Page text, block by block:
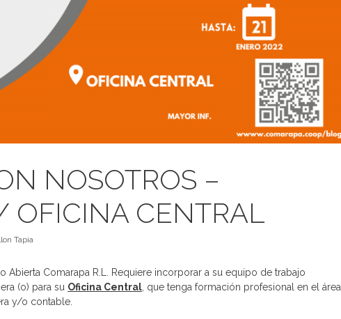
NOSOTROS –
OFICINA CENTRAL
Tapia
Abierta Comarapa R.L. Requiere incorporar a su equipo de trabajo
(o) para su Oficina Central , que tenga formación profesional en el área
y/o contable.